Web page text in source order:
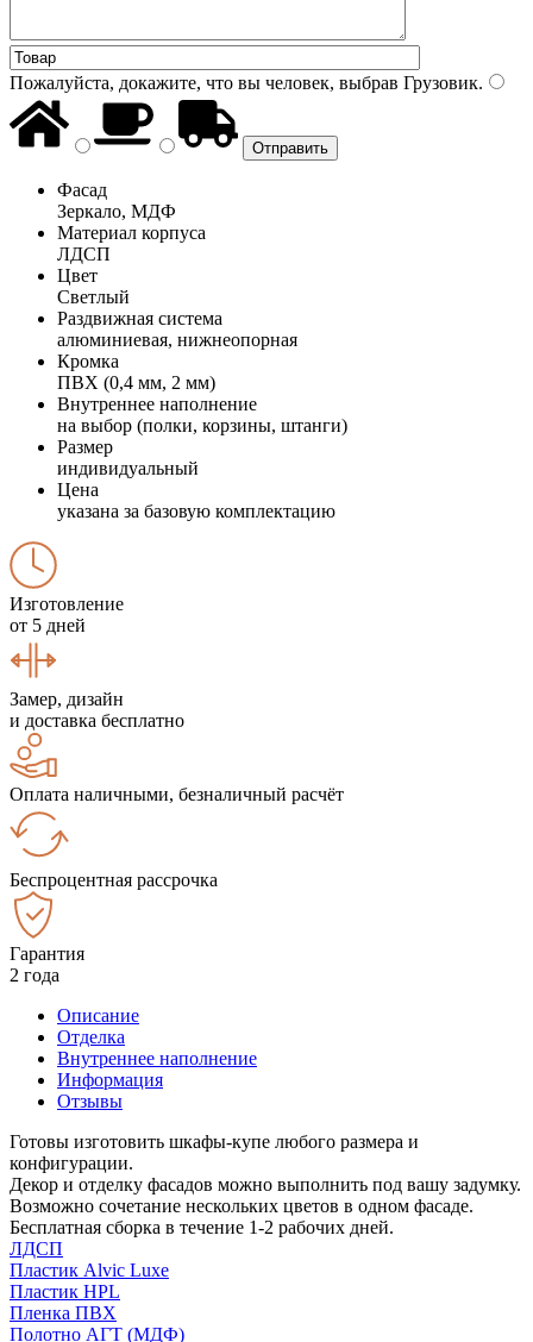
Пожалуйста, докажите, что вы человек, выбрав Грузовик.
Фасад
Зеркало, МДФ
Материал корпуса
ЛДСП
Цвет
Светлый
Раздвижная система
алюминиевая, нижнеопорная
Кромка
ПВХ (0,4 мм, 2 мм)
Внутреннее наполнение
на выбор (полки, корзины, штанги)
Размер
индивидуальный
Цена
указана за базовую комплектацию
Изготовление
от 5 дней
Замер, дизайн
и доставка бесплатно
Оплата наличными, безналичный расчёт
Беспроцентная рассрочка
Гарантия
2 года
Описание
Отделка
Внутреннее наполнение
Информация
Отзывы
Готовы изготовить шкафы-купе любого размера и
конфигурации.
Декор и отделку фасадов можно выполнить под вашу задумку.
Возможно сочетание нескольких цветов в одном фасаде.
Бесплатная сборка в течение 1-2 рабочих дней.
ЛДСП
Пластик Alvic Luxe
Пластик HPL
Пленка ПВХ
Полотно АГТ (МДФ)